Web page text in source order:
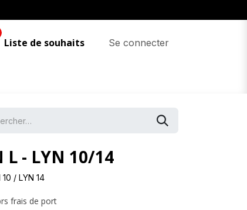
Liste de souhaits Se connecter
L - LYN 10/14
/ LYN 14
frais de port